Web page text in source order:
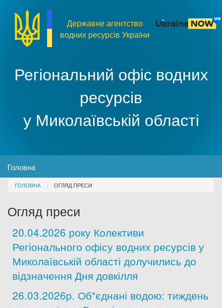
Регіональний офіс водних
ресурсів
у Миколаївській області
Державне агентство
водних ресурсів України
MENU
Головна
Про організацію
Доступ до публічної інформації
Дозвіл на спеціальне водокористування
Платні послуги
You are here
ГОЛОВНА ОГЛЯД ПРЕСИ
Огляд преси
20.04.2026 року Колективи
Регіонального офісу водних ресурсів у
Миколаївській області долучились до
відзначення Дня довкілля
26.03.2026р. Об*єднані водою: тиждень